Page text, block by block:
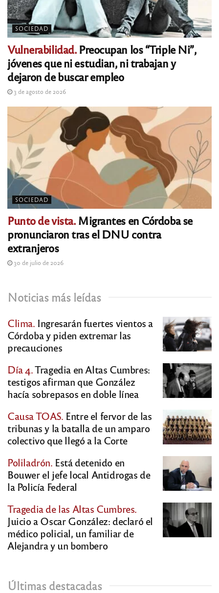
SOCIEDAD
Vulnerabilidad.Preocupan los “Triple Ni”,
jóvenes que ni estudian, ni trabajan y
dejaron de buscar empleo
3 de agosto de 2026
SOCIEDAD
Punto de vista.Migrantes en Córdoba se
pronunciaron tras el DNU contra
extranjeros
30 de julio de 2026
Noticias más leídas
Clima. Ingresarán fuertes vientos a
Córdoba y piden extremar las
precauciones
Día 4.Tragedia en Altas Cumbres:
testigos afirman que González
hacía sobrepasos en doble línea
Causa TOAS. Entre el fervor de las
tribunas y la batalla de un amparo
colectivo que llegó a la Corte
Poliladrón. Está detenido en
Bouwer el jefe local Antidrogas de
la Policía Federal
Tragedia de las Altas Cumbres.
Juicio a Oscar González: declaró el
médico policial, un familiar de
Alejandra y un bombero
Últimas destacadas